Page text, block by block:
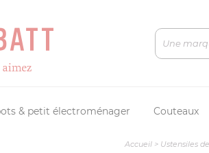
& petit électroménager Couteaux
Accueil > Ustensiles